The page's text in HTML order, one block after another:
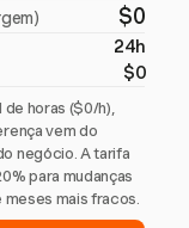
$0
24h
$0
horas ($0/h),
vem do
negócio. A tarifa
para mudanças
mais fracos.